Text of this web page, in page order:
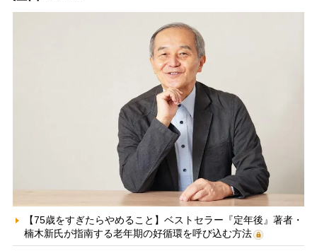
【75歳をすぎたらやめること】ベストセラー『定年後』著者・
楠木新氏が指南する老年期の好循環を呼び込む方法